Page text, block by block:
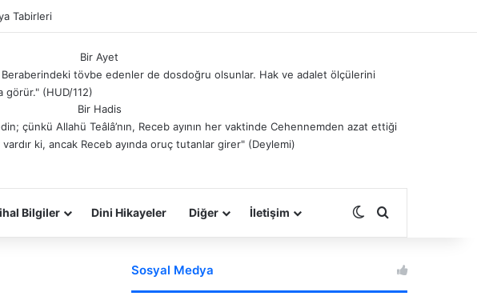
Tabirleri
Bir Ayet
tövbe edenler de dosdoğru olsunlar. Hak ve adalet ölçülerini
görür." (HUD/112)
Bir Hadis
çünkü Allahü Teâlâ’nın, Receb ayının her vaktinde Cehennemden azat ettiği
ki, ancak Receb ayında oruç tutanlar girer" (Deylemi)
Bilgiler Dini Hikayeler Diğer İletişim Dış görünümü
Sosyal Medya